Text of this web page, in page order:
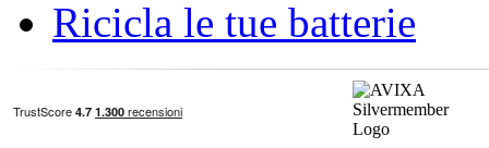
Ricicla le tue batterie